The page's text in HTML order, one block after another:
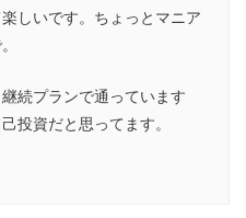
しいです。ちょっとマニア
続プランで通っています
投資だと思ってます。